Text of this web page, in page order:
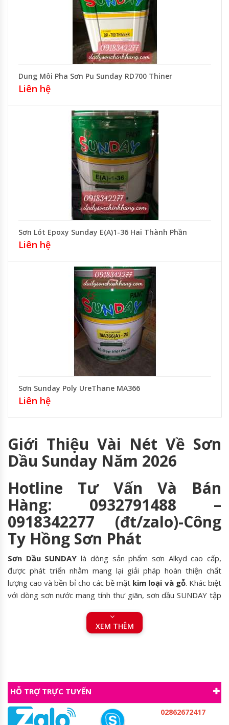
Dung Môi Pha Sơn Pu Sunday RD700 Thiner
Liên hệ
Sơn Lót Epoxy Sunday E(A)1-36 Hai Thành Phần
Liên hệ
Sơn Sunday Poly UreThane MA366
Liên hệ
Giới Thiệu Vài Nét Về Sơn
Dầu Sunday Năm 2026
Hotline Tư Vấn Và Bán
Hàng: 0932791488 –
0918342277 (đt/zalo)-Công
Ty Hồng Sơn Phát
Sơn Dầu SUNDAY là dòng sản phẩm sơn Alkyd cao cấp,
được phát triển nhằm mang lại giải pháp hoàn thiện chất
lượng cao và bền bỉ cho các bề mặt kim loại và gỗ. Khác biệt
với dòng sơn nước mang tính thư giãn, sơn dầu SUNDAY tập
trung vào các tính năng kỹ thuật cốt lõi: độ cứng màng sơn,
độ bóng và khả năng chống chịu môi trường, đảm bảo các vật
dụng và kết cấu của bạn được bảo vệ một cách hiệu quả và
nghiệp.
XEM THÊM
HỖ TRỢ TRỰC TUYẾN
02862672417